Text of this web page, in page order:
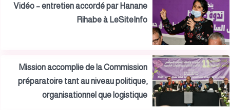
Vidéo – entretien accordé par Hanane
Rihabe à LeSiteInfo
Mission accomplie de la Commission
préparatoire tant au niveau politique,
organisationnel que logistique